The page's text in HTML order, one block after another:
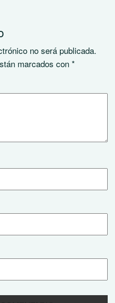
no será publicada.
marcados con *